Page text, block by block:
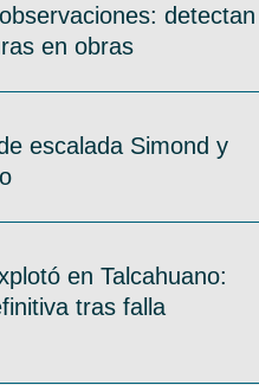
detectan
en obras
escalada Simond y
en Talcahuano:
tras falla